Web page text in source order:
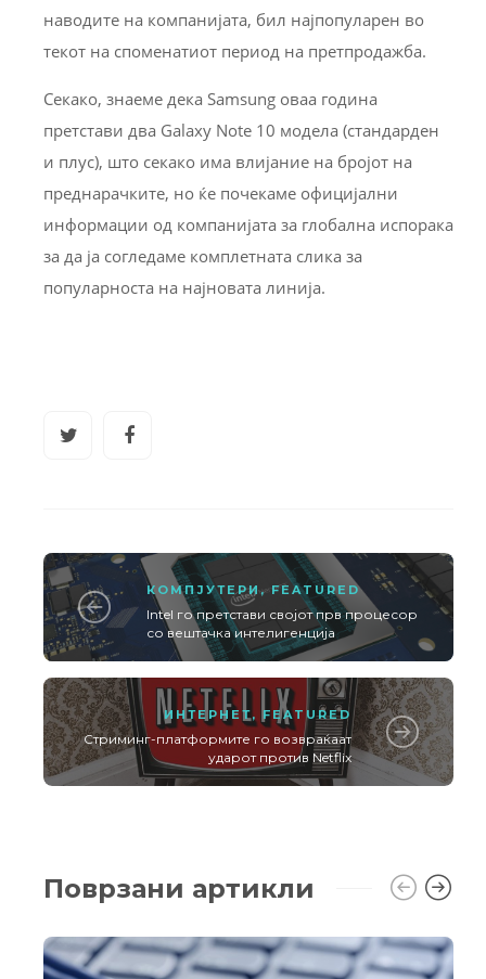
наводите на компанијата, бил најпопуларен во
текот на споменатиот период на претпродажба.
Секако, знаеме дека Samsung оваа година
претстави два Galaxy Note 10 модела (стандарден
и плус), што секако има влијание на бројот на
преднарачките, но ќе почекаме официјални
информации од компанијата за глобална испорака
за да ја согледаме комплетната слика за
популарноста на најновата линија.
КОМПЈУТЕРИ, FEATURED
Intel го претстави својот прв процесор
со вештачка интелигенција
ИНТЕРНЕТ, FEATURED
Стриминг-платформите го возвраќаат
ударот против Netflix
Поврзани артикли